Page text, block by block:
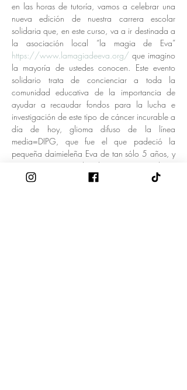
en las horas de tutoría, vamos a celebrar una
nueva edición de nuestra carrera escolar
solidaria que, en este curso, va a ir destinada a
https://www.lamagiadeeva.org/ que imagino
la mayoría de ustedes conocen. Este evento
solidario trata de concienciar a toda la
comunidad educativa de la importancia de
ayudar a recaudar fondos para la lucha e
investigación de este tipo de cáncer incurable a
día de hoy, glioma difuso de la línea
media=DIPG, que fue el que padeció la
pequeña daimieleña Eva de tan sólo 5 años, y
que tristemente nos dejo hace poco más de un
año.